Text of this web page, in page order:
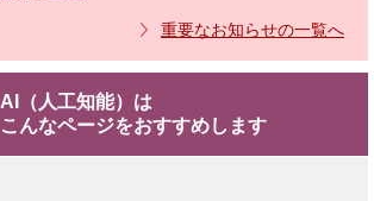
重要なお知らせの一覧へ
AI（人工知能）は
こんなページをおすすめします